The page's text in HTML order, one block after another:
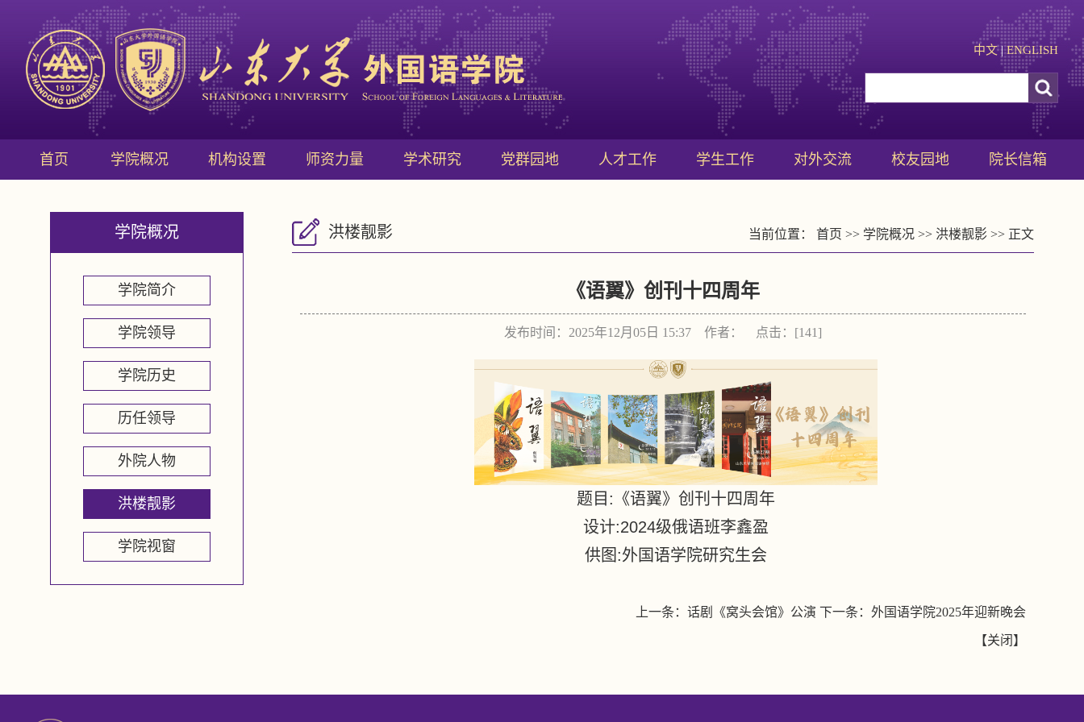
中文|ENGLISH
首页 学院概况 机构设置 师资力量 学术研究 党群园地 人才工作 学生工作 对外交流 校友园地 院长信箱
学院概况
学院简介
学院领导
学院历史
历任领导
外院人物
洪楼靓影
学院视窗
洪楼靓影 当前位置： 首页 >> 学院概况 >> 洪楼靓影 >> 正文
《语翼》创刊十四周年
发布时间：2025年12月05日 15:37 作者： 点击：[141]
题目 : 《语翼》创刊十四周年
设计:2024级俄语班李鑫盈
供图:外国语学院研究生会
上一条： 话剧《窝头会馆》公演 下一条： 外国语学院2025年迎新晚会
【关闭 】